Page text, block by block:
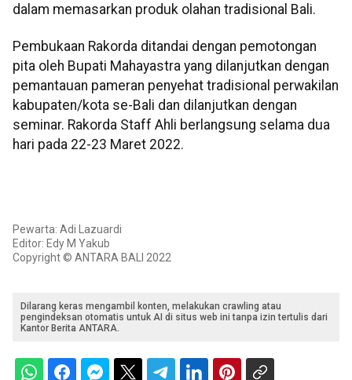
dalam memasarkan produk olahan tradisional Bali.
Pembukaan Rakorda ditandai dengan pemotongan
pita oleh Bupati Mahayastra yang dilanjutkan dengan
pemantauan pameran penyehat tradisional perwakilan
kabupaten/kota se-Bali dan dilanjutkan dengan
seminar. Rakorda Staff Ahli berlangsung selama dua
hari pada 22-23 Maret 2022.
Pewarta: Adi Lazuardi
Editor: Edy M Yakub
Copyright © ANTARA BALI 2022
Dilarang keras mengambil konten, melakukan crawling atau
pengindeksan otomatis untuk AI di situs web ini tanpa izin tertulis dari
Kantor Berita ANTARA.